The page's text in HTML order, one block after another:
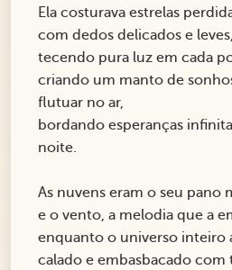
Ela costurava estrelas
com dedos delicados e leves,
tecendo pura luz em cada
criando um manto de
flutuar no ar,
bordando esperanças
noite.
As nuvens eram o seu pano
e o vento, a melodia que a
enquanto o universo inteiro
calado e embasbacado com